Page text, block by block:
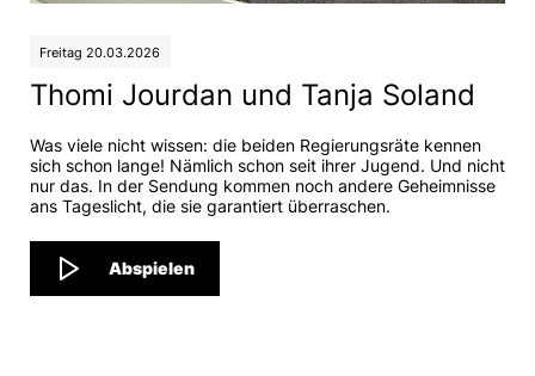
Freitag 20.03.2026
Thomi Jourdan und Tanja Soland
Was viele nicht wissen: die beiden Regierungsräte kennen
sich schon lange! Nämlich schon seit ihrer Jugend. Und nicht
nur das. In der Sendung kommen noch andere Geheimnisse
ans Tageslicht, die sie garantiert überraschen.
Abspielen